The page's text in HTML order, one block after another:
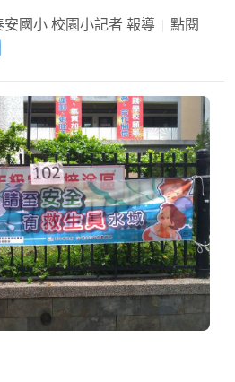
安國小 校園小記者 報導
點閱